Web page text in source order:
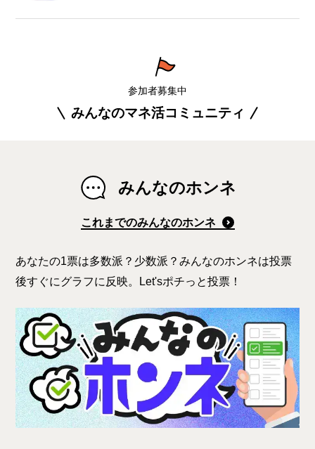
参加者募集中
みんなのマネ活コミュニティ
みんなのホンネ
これまでのみんなのホンネ
あなたの1票は多数派？少数派？みんなのホンネは投票
後すぐにグラフに反映。Let'sポチっと投票！